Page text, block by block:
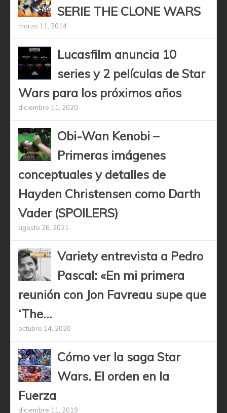
SERIE THE CLONE WARS
marzo 11, 2014
Lucasfilm anuncia 10
series y 2 películas de Star
Wars para los próximos años
diciembre 11, 2020
Obi-Wan Kenobi –
Primeras imágenes
conceptuales y detalles de
Hayden Christensen como Darth
Vader (SPOILERS)
agosto 26, 2021
Variety entrevista a Pedro
Pascal: «En mi primera
reunión con Jon Favreau supe que
‘The...
octubre 14, 2020
Cómo ver la saga Star
Wars. El orden en la
Fuerza
diciembre 11, 2019